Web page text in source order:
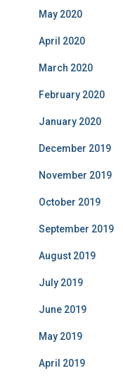
May 2020
April 2020
March 2020
February 2020
January 2020
December 2019
November 2019
October 2019
September 2019
August 2019
July 2019
June 2019
May 2019
April 2019